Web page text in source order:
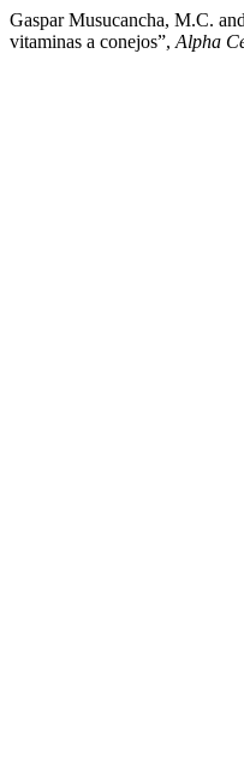
Gaspar Musucancha, M.C.
vitaminas a conejos”, Alpha